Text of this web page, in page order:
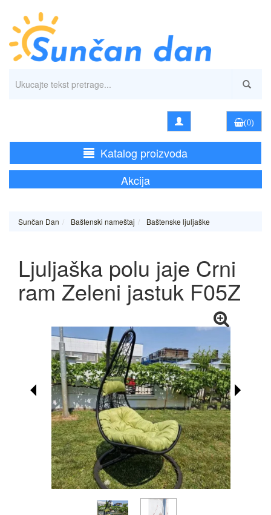
(0)
Katalog proizvoda
Akcija
Sunčan Dan Baštenski nameštaj Baštenske ljuljaške
Ljuljaška polu jaje Crni
ram Zeleni jastuk F05Z